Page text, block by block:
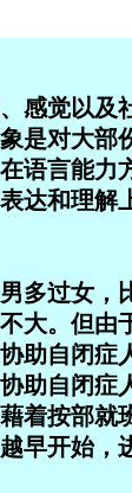
感觉以及
是对大部
语言能力
达和理解
多过女，
大。但由
助自闭症
助自闭症
着按部就
早开始，